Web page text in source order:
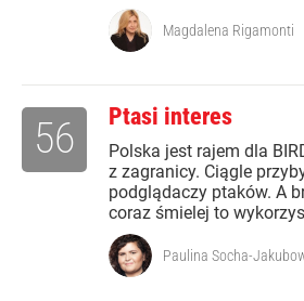
Magdalena Rigamonti
Ptasi interes
Polska jest rajem dla
z zagranicy. Ciągle
podglądaczy ptaków. A
coraz śmielej to
56
Paulina Socha-